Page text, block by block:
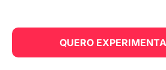
QUERO